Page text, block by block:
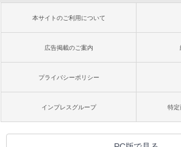
本サイトのご利用について
広告掲載のご案内
プライバシーポリシー
インプレスグループ 特定